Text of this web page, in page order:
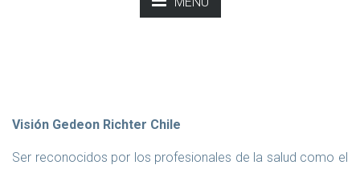
Visión Gedeon Richter Chile
Ser reconocidos por los profesionales de la salud como el